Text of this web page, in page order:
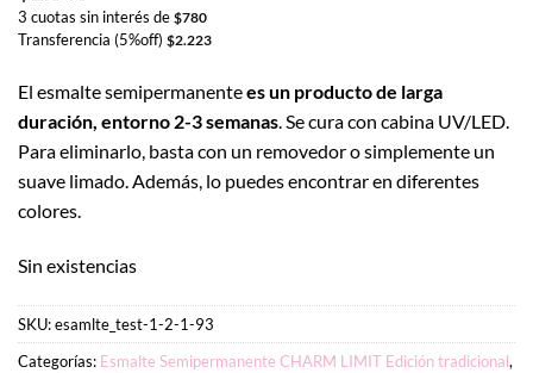
3 cuotas sin interés de $780
Transferencia (5%off) $2.223
El esmalte semipermanentees un producto de larga
duración, entorno 2-3 semanas. Se cura con cabina UV/LED.
Para eliminarlo, basta con un removedor o simplemente un
suave limado. Además, lo puedes encontrar en diferentes
colores.
Sin existencias
SKU:esamlte_test-1-2-1-93
Categorías: Esmalte Semipermanente CHARM LIMIT Edición tradicional,